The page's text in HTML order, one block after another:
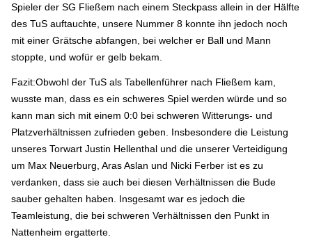
Spieler der SG Fließem nach einem Steckpass allein in der Hälfte
des TuS auftauchte, unsere Nummer 8 konnte ihn jedoch noch
mit einer Grätsche abfangen, bei welcher er Ball und Mann
stoppte, und wofür er gelb bekam.
Fazit:Obwohl der TuS als Tabellenführer nach Fließem kam,
wusste man, dass es ein schweres Spiel werden würde und so
kann man sich mit einem 0:0 bei schweren Witterungs- und
Platzverhältnissen zufrieden geben. Insbesondere die Leistung
unseres Torwart Justin Hellenthal und die unserer Verteidigung
um Max Neuerburg, Aras Aslan und Nicki Ferber ist es zu
verdanken, dass sie auch bei diesen Verhältnissen die Bude
sauber gehalten haben. Insgesamt war es jedoch die
Teamleistung, die bei schweren Verhältnissen den Punkt in
Nattenheim ergatterte.